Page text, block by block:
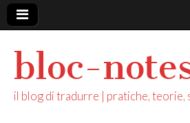
bloc-
il blog di tradurre | pratiche, teorie,